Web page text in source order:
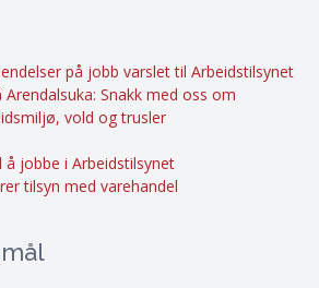
på jobb varslet til Arbeidstilsynet
Snakk med oss om
vold og trusler
å jobbe i Arbeidstilsynet
tilsyn med varehandel